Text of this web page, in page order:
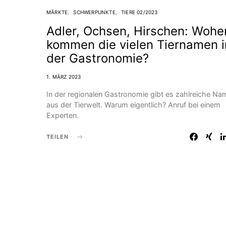
MÄRKTE SCHWERPUNKTE TIERE 02/2023
Adler, Ochsen, Hirschen:
kommen die vielen Tiernamen
der Gastronomie?
1. MÄRZ 2023
In der regionalen Gastronomie gibt es zahlreiche
aus der Tierwelt. Warum eigentlich? Anruf bei einem
Experten.
TEILEN